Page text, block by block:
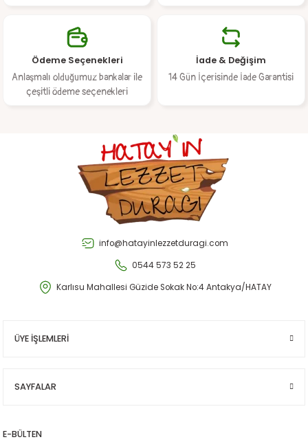
Ürün fiyatı diğer sitelerden daha pahalı.
Bu ürüne benzer farklı alternatifler olmalı.
Gönder
Ödeme Seçenekleri
Anlaşmalı olduğumuz bankalar ile
çeşitli ödeme seçenekleri
İade & Değişim
14 Gün İçerisinde İade Garantisi
info@hatayinlezzetduragi.com
0544 573 52 25
Karlısu Mahallesi Güzide Sokak No:4 Antakya/HATAY
ÜYE İŞLEMLERİ
SAYFALAR
E-BÜLTEN